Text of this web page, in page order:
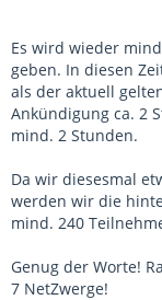
Es wird wieder
geben. In diesen
als der aktuell
Ankündigung ca. 2
mind. 2 Stunden.
Da wir diesesmal
werden wir die
mind. 240
Genug der Worte!
7 NetZwerge!